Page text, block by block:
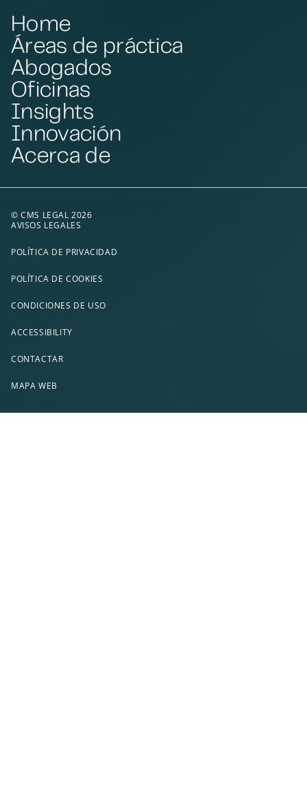
Home
Áreas de práctica
Abogados
Oficinas
Insights
Innovación
Acerca de
© CMS LEGAL 2026
AVISOS LEGALES
POLÍTICA DE PRIVACIDAD
POLÍTICA DE COOKIES
CONDICIONES DE USO
ACCESSIBILITY
CONTACTAR
MAPA WEB